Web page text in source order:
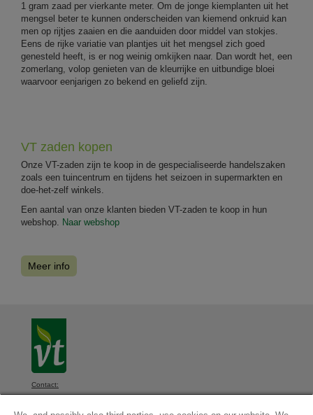
1 gram zaad per vierkante meter. Om de jonge kiemplanten uit het
mengsel beter te kunnen onderscheiden van kiemend onkruid kan
men op rijtjes zaaien en die aanduiden door middel van stokjes.
Eens de rijke variatie van plantjes uit het mengsel zich goed
genesteld heeft, is er nog weinig omkijken naar. Dan wordt het, een
zomerlang, volop genieten van de kleurrijke en uitbundige bloei
waarvoor eenjarigen zo bekend en geliefd zijn.
VT zaden kopen
Onze VT-zaden zijn te koop in de gespecialiseerde handelszaken
zoals een tuincentrum en tijdens het seizoen in supermarkten en
doe-het-zelf winkels.
Een aantal van onze klanten bieden VT-zaden te koop in hun
webshop. Naar webshop
Meer info
Contact: